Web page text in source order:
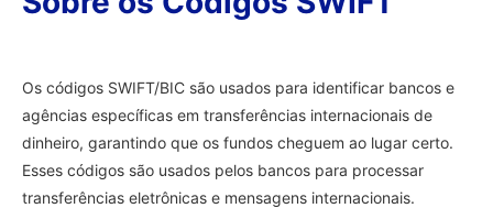
Os códigos SWIFT/BIC são usados para identificar bancos e
agências específicas em transferências internacionais de
dinheiro, garantindo que os fundos cheguem ao lugar certo.
Esses códigos são usados pelos bancos para processar
transferências eletrônicas e mensagens internacionais.